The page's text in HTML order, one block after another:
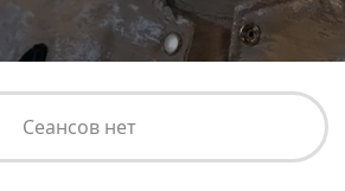
Сеансов нет